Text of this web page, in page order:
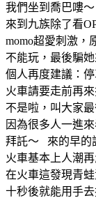
我們坐到喬巴嘍～
來到九族除了看
momo超愛刺激，
不能玩，最後騙
個人再度建議：
火車請要走前再
不是啦，叫大家
因為很多人一進
拜託～ 來的早的
火車基本上人潮
在火車這發現青
十秒後就能用手